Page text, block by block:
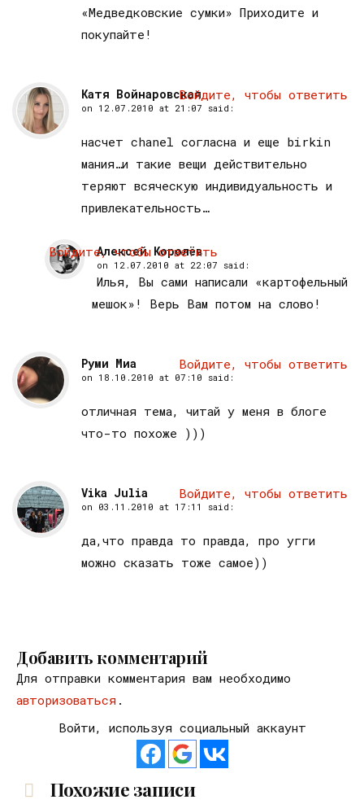
«Медведковские сумки» Приходите и
покупайте!
Катя Войнаровская
on 12.07.2010 at 21:07 said:
насчет chanel согласна и еще birkin
мания…и такие вещи действительно
теряют всяческую индивидуальность и
привлекательность…
Войдите, чтобы ответить
Алексей Королёв
on 12.07.2010 at 22:07 said:
Илья, Вы сами написали «картофельный
мешок»! Верь Вам потом на слово!
Войдите, чтобы ответить
Руми Миа
on 18.10.2010 at 07:10 said:
отличная тема, читай у меня в блоге
что-то похоже )))
Войдите, чтобы ответить
Vika Julia
on 03.11.2010 at 17:11 said:
да,что правда то правда, про угги
можно сказать тоже самое))
Войдите, чтобы ответить
Добавить комментарий
Для отправки комментария вам необходимо
авторизоваться .
Войти, используя социальный аккаунт
Похожие записи